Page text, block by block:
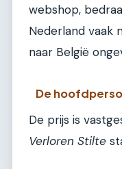
webshop,
Nederland vaak
naar België
De
De prijs is
Verloren Stilte